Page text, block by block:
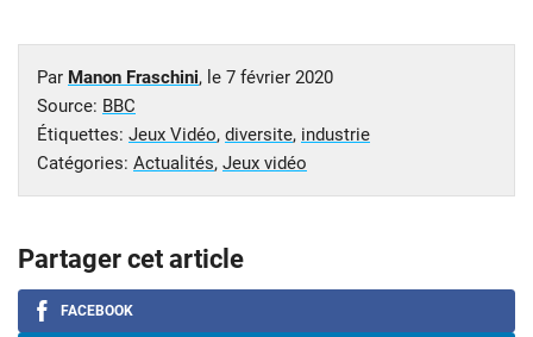
Par Manon Fraschini, le 7 février 2020
Source: BBC
Étiquettes: Jeux Vidéo, diversite, industrie
Catégories: Actualités, Jeux vidéo
Partager cet article
FACEBOOK